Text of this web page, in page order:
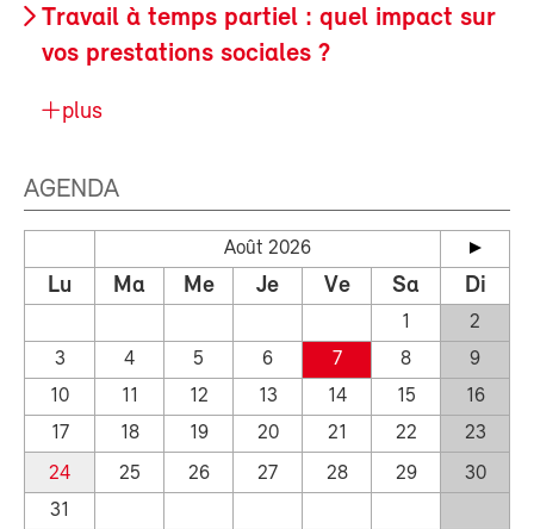
Travail à temps partiel : quel impact sur
vos prestations sociales ?
plus
AGENDA
Août 2026
Lu Ma Me Je Ve Sa Di
1
2
3
4 5 6 7 8
9
10
11 12 13 14 15
16
17
18 19 20 21 22
23
24
25 26 27 28 29
30
31